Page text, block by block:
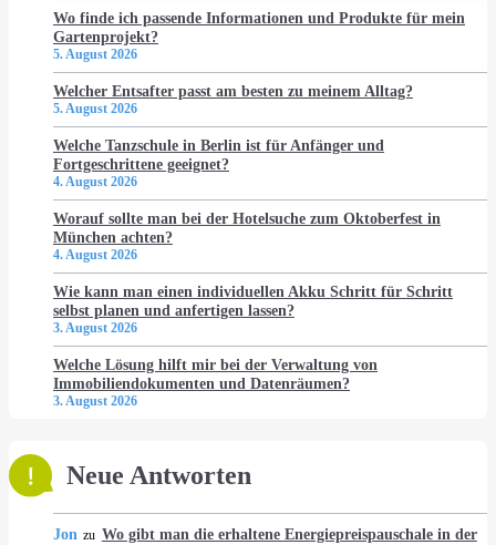
Wo finde ich passende Informationen und Produkte für mein
Gartenprojekt?
5. August 2026
Welcher Entsafter passt am besten zu meinem Alltag?
5. August 2026
Welche Tanzschule in Berlin ist für Anfänger und
Fortgeschrittene geeignet?
4. August 2026
Worauf sollte man bei der Hotelsuche zum Oktoberfest in
München achten?
4. August 2026
Wie kann man einen individuellen Akku Schritt für Schritt
selbst planen und anfertigen lassen?
3. August 2026
Welche Lösung hilft mir bei der Verwaltung von
Immobiliendokumenten und Datenräumen?
3. August 2026
Neue Antworten
Jon zu Wo gibt man die erhaltene Energiepreispauschale in der